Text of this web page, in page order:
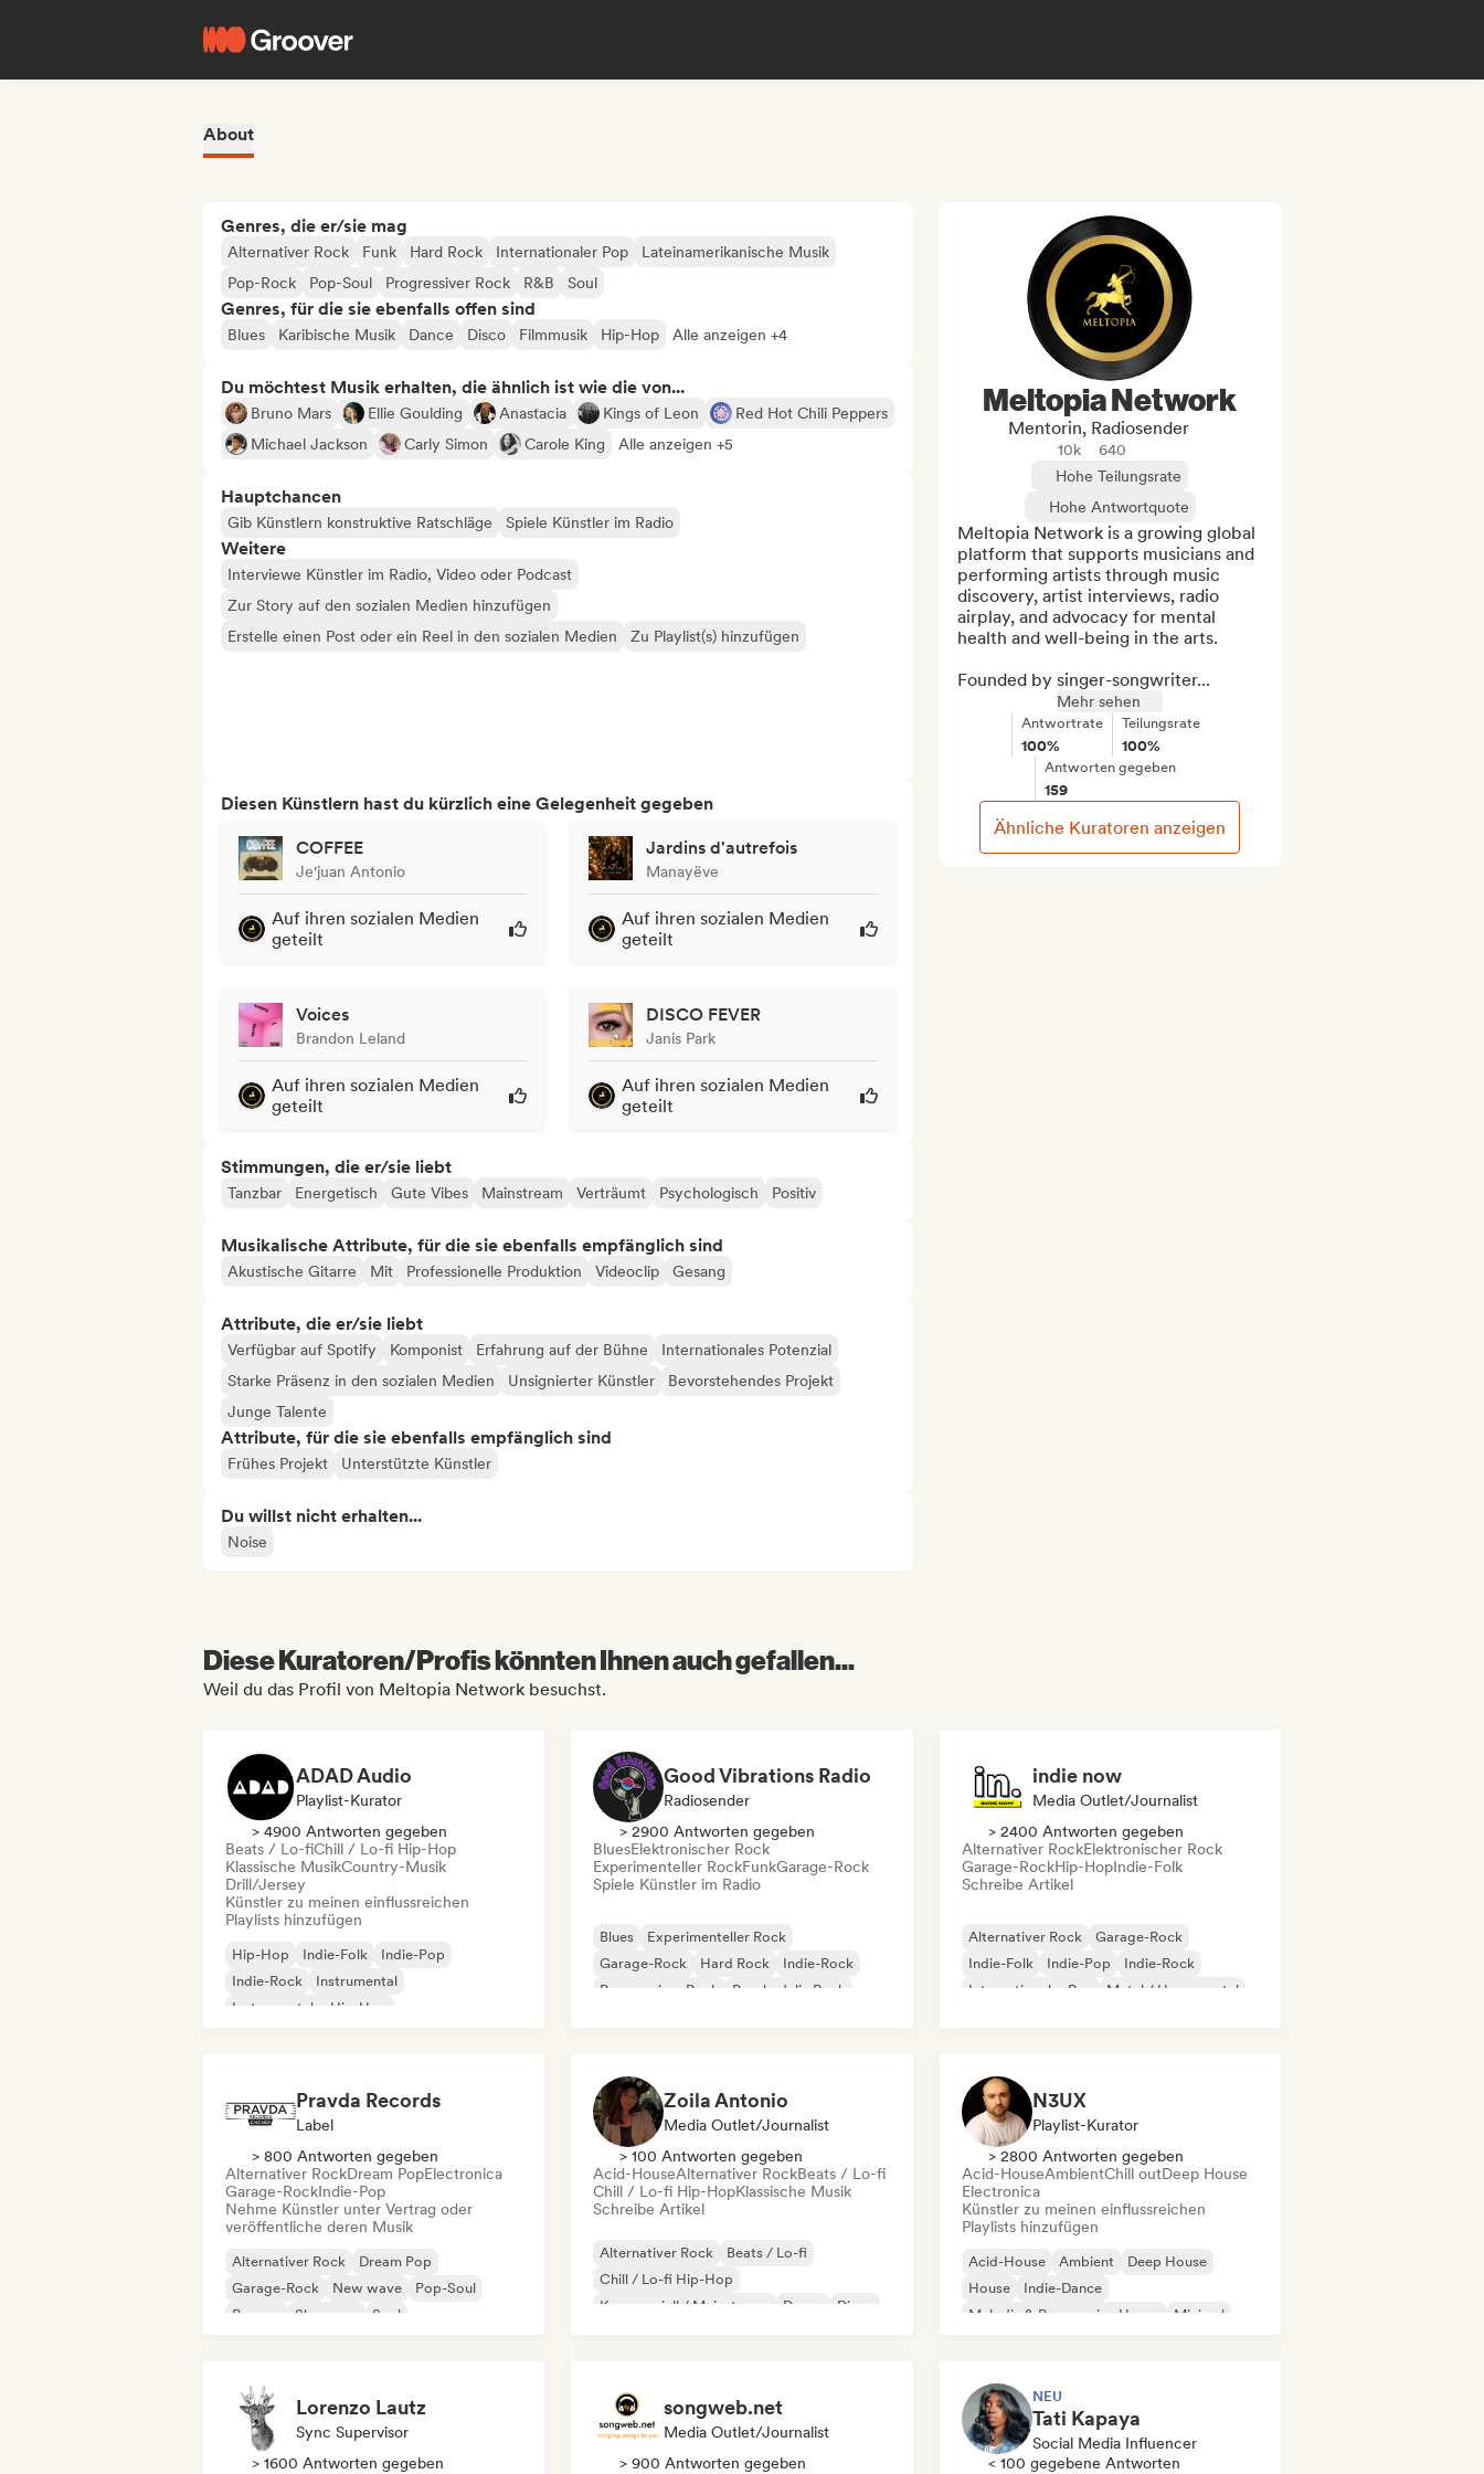
About
Genres, die er/sie mag
Alternativer Rock Funk Hard Rock Internationaler Pop
Lateinamerikanische Musik
Pop-Rock
Pop-Soul Progressiver Rock R&B Soul
Genres, für die sie ebenfalls offen sind
Blues Karibische Musik Dance Disco Filmmusik Hip-Hop Alle anzeigen +4
Du möchtest Musik erhalten, die ähnlich ist wie die von...
Bruno Mars Ellie Goulding Anastacia Kings of Leon
Red Hot Chili Peppers
Michael Jackson
Carly Simon Carole King Alle anzeigen +5
Hauptchancen
Gib Künstlern konstruktive Ratschläge Spiele Künstler im Radio
Weitere
Interviewe Künstler im Radio, Video oder Podcast
Zur Story auf den sozialen Medien hinzufügen
Erstelle einen Post oder ein Reel in den sozialen Medien
Zu Playlist(s) hinzufügen
Diesen Künstlern hast du kürzlich eine Gelegenheit gegeben
COFFEE
Je'juan Antonio
Auf ihren sozialen Medien
geteilt
Jardins d'autrefois
Manayëve
Auf ihren sozialen Medien
geteilt
Voices
Brandon Leland
Auf ihren sozialen Medien
geteilt
DISCO FEVER
Janis Park
Auf ihren sozialen Medien
geteilt
Stimmungen, die er/sie liebt
Tanzbar Energetisch Gute Vibes Mainstream Verträumt Psychologisch Positiv
Musikalische Attribute, für die sie ebenfalls empfänglich sind
Akustische Gitarre Mit Professionelle Produktion Videoclip Gesang
Attribute, die er/sie liebt
Verfügbar auf Spotify Komponist Erfahrung auf der Bühne
Internationales Potenzial
Starke Präsenz in den sozialen Medien
Unsignierter Künstler
Bevorstehendes Projekt
Junge Talente
Attribute, für die sie ebenfalls empfänglich sind
Frühes Projekt Unterstützte Künstler
Du willst nicht erhalten...
Noise
Meltopia Network
Mentorin, Radiosender
10k
640
Hohe Teilungsrate
Hohe Antwortquote
Meltopia Network is a growing global
platform that supports musicians and
performing artists through music
discovery, artist interviews, radio
airplay, and advocacy for mental
health and well-being in the arts.
Founded by singer-songwriter...
Mehr sehen
Antwortrate
100%
Teilungsrate
100%
Antworten gegeben
159
Ähnliche Kuratoren anzeigen
Diese Kuratoren/Profis könnten Ihnen auch gefallen...
Weil du das Profil von Meltopia Network besuchst.
ADAD Audio
Playlist-Kurator
> 4900 Antworten gegeben
Beats / Lo-fiChill / Lo-fi Hip-Hop
Klassische MusikCountry-Musik
Drill/Jersey
Künstler zu meinen einflussreichen
Playlists hinzufügen
Hip-Hop Indie-Folk
Indie-Pop
Indie-Rock
Instrumental
Instrumentaler Hip-Hop
Good Vibrations Radio
Radiosender
> 2900 Antworten gegeben
BluesElektronischer Rock
Experimenteller RockFunkGarage-Rock
Spiele Künstler im Radio
Blues
Experimenteller Rock
Garage-Rock
Hard Rock
Indie-Rock
Progressiver Rock
Psychedelic Rock
indie now
Media Outlet/Journalist
> 2400 Antworten gegeben
Alternativer RockElektronischer Rock
Garage-RockHip-HopIndie-Folk
Schreibe Artikel
Alternativer Rock
Garage-Rock
Indie-Folk
Indie-Pop
Indie-Rock
Internationaler Rap
Metal / Heavy metal
Pravda Records
Label
> 800 Antworten gegeben
Alternativer RockDream PopElectronica
Garage-RockIndie-Pop
Nehme Künstler unter Vertrag oder
veröffentliche deren Musik
Alternativer Rock
Dream Pop
Garage-Rock
New wave
Pop-Soul
Reggae
Shoegaze Soul
Zoila Antonio
Media Outlet/Journalist
> 100 Antworten gegeben
Acid-HouseAlternativer RockBeats / Lo-fi
Chill / Lo-fi Hip-HopKlassische Musik
Schreibe Artikel
Alternativer Rock
Beats / Lo-fi
Chill / Lo-fi Hip-Hop
Kommerziell / Mainstream
Dance
Disco
N3UX
Playlist-Kurator
> 2800 Antworten gegeben
Acid-HouseAmbientChill outDeep House
Electronica
Künstler zu meinen einflussreichen
Playlists hinzufügen
Acid-House Ambient
Deep House
House
Indie-Dance
Melodic & Progressive House
Minimal
Lorenzo Lautz
Sync Supervisor
> 1600 Antworten gegeben
songweb.net
Media Outlet/Journalist
> 900 Antworten gegeben
NEU
Tati Kapaya
Social Media Influencer
< 100 gegebene Antworten